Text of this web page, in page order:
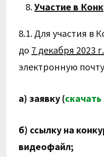
Участие в
8.1. Для участия в
до 7 декабря 2023 г.
электронную
а) заявку (скачать
б) ссылку на
видеофайл;